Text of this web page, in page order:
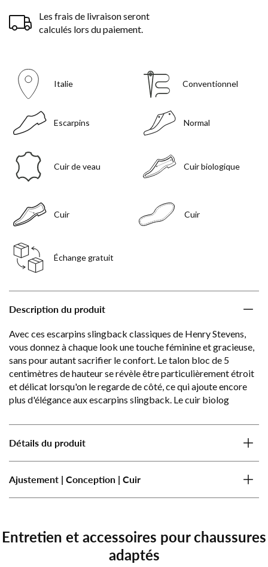
Les frais de livraison seront
calculés lors du paiement.
Italie Conventionnel
Escarpins Normal
Cuir de veau Cuir biologique
Cuir Cuir
Échange gratuit
Description du produit
Avec ces escarpins slingback classiques de Henry Stevens,
vous donnez à chaque look une touche féminine et gracieuse,
sans pour autant sacrifier le confort. Le talon bloc de 5
centimètres de hauteur se révèle être particulièrement étroit
et délicat lorsqu'on le regarde de côté, ce qui ajoute encore
plus d'élégance aux escarpins slingback. Le cuir biolog
Détails du produit
Ajustement | Conception | Cuir
Entretien et accessoires pour chaussures
adaptés